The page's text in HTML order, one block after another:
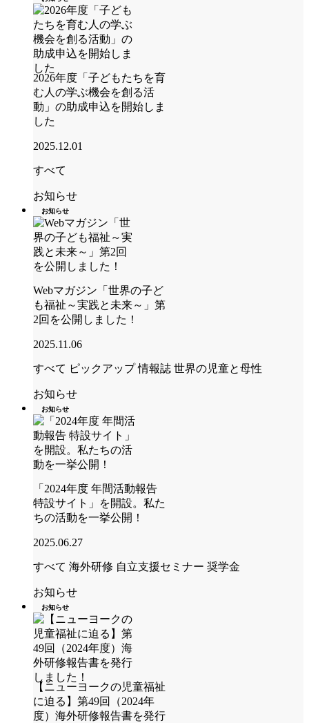
2026年度「子どもたちを育
む人の学ぶ機会を創る活
動」の助成申込を開始しま
した
2025.12.01
すべて
お知らせ
お知らせ
Webマガジン「世界の子ど
も福祉～実践と未来～」第
2回を公開しました！
2025.11.06
すべて ピックアップ 情報誌 世界の児童と母性
お知らせ
お知らせ
「2024年度 年間活動報告
特設サイト」を開設。私た
ちの活動を一挙公開！
2025.06.27
すべて 海外研修 自立支援セミナー 奨学金
お知らせ
お知らせ
【ニューヨークの児童福祉
に迫る】第49回（2024年
度）海外研修報告書を発行